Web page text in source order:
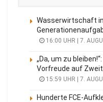
Wasserwirtschaft
16:00 UHR | 7.
„Da, um zu
Vorfreude auf
15:59 UHR | 7.
Hunderte FCE-